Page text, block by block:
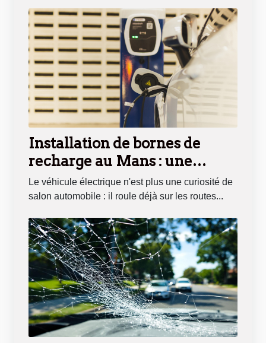
Installation de bornes de
recharge au Mans : une
solution clé en main pour les
entreprises locales
Le véhicule électrique n'est plus une curiosité de
salon automobile : il roule déjà sur les routes...